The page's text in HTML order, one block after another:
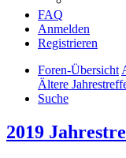
FAQ
Anmelden
Registrieren
Foren-Übersicht
Ältere
Suche
2019